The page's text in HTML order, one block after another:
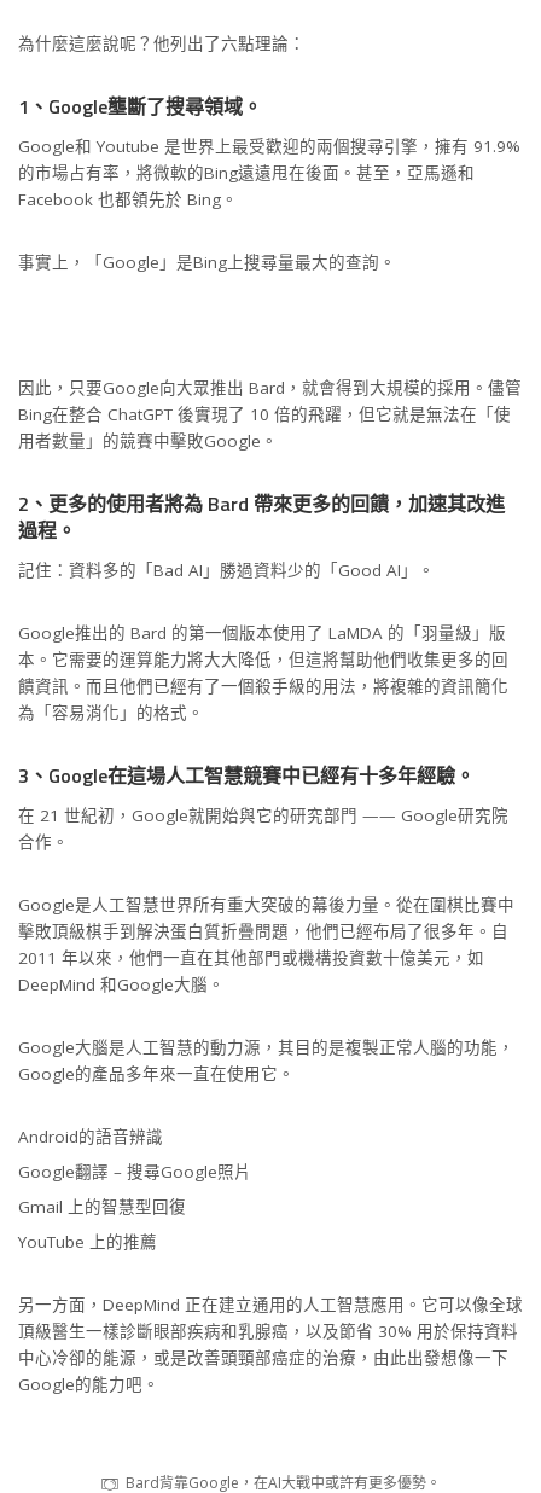
為什麼這麼說呢？他列出了六點理論：
1、Google壟斷了搜尋領域。
Google和 Youtube 是世界上最受歡迎的兩個搜尋引擎，擁有 91.9%
的市場占有率，將微軟的Bing遠遠甩在後面。甚至，亞馬遜和
Facebook 也都領先於 Bing。
事實上，「Google」是Bing上搜尋量最大的查詢。
因此，只要Google向大眾推出 Bard，就會得到大規模的採用。儘管
Bing在整合 ChatGPT 後實現了 10 倍的飛躍，但它就是無法在「使
用者數量」的競賽中擊敗Google。
2、更多的使用者將為 Bard 帶來更多的回饋，加速其改進
過程。
記住：資料多的「Bad AI」勝過資料少的「Good AI」。
Google推出的 Bard 的第一個版本使用了 LaMDA 的「羽量級」版
本。它需要的運算能力將大大降低，但這將幫助他們收集更多的回
饋資訊。而且他們已經有了一個殺手級的用法，將複雜的資訊簡化
為「容易消化」的格式。
3、Google在這場人工智慧競賽中已經有十多年經驗。
在 21 世紀初，Google就開始與它的研究部門 —— Google研究院
合作。
Google是人工智慧世界所有重大突破的幕後力量。從在圍棋比賽中
擊敗頂級棋手到解決蛋白質折疊問題，他們已經布局了很多年。自
2011 年以來，他們一直在其他部門或機構投資數十億美元，如
DeepMind 和Google大腦。
Google大腦是人工智慧的動力源，其目的是複製正常人腦的功能，
Google的產品多年來一直在使用它。
Android的語音辨識
Google翻譯 – 搜尋Google照片
Gmail 上的智慧型回復
YouTube 上的推薦
另一方面，DeepMind 正在建立通用的人工智慧應用。它可以像全球
頂級醫生一樣診斷眼部疾病和乳腺癌，以及節省 30% 用於保持資料
中心冷卻的能源，或是改善頭頸部癌症的治療，由此出發想像一下
Google的能力吧。
Bard背靠Google，在AI大戰中或許有更多優勢。